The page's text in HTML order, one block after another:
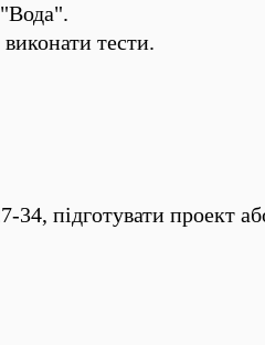
тести.
підготувати проект